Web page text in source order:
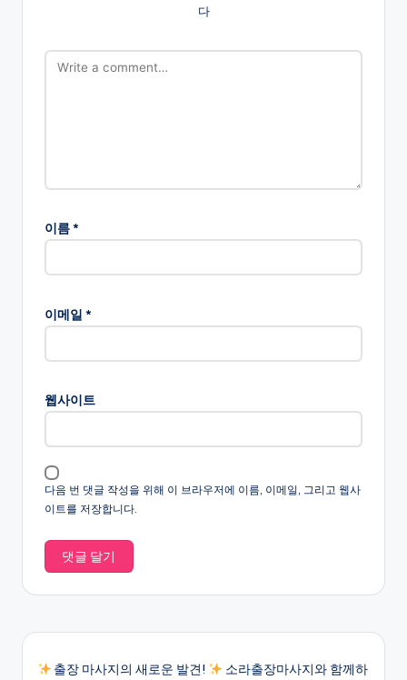
다
이름*
이메일 *
웹사이트
다음 번 댓글 작성을 위해 이 브라우저에 이름, 이메일, 그리고 웹사
이트를 저장합니다.
출장 마사지의 새로운 발견!
소라출장마사지와 함께하